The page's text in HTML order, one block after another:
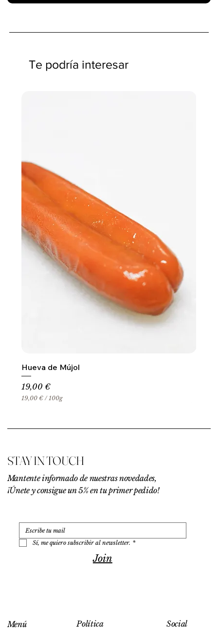
Te podría interesar
Hueva de Mújol
Precio
19,00 €
19,00 € /100g
0
p
r
1
0
a
m
o
s
STAY IN TOUCH
Mantente informado de nuestras novedades,
¡Únete y consigue un 5% en tu primer pedido!
Sí, me quiero subscribir al newsletter. *
Join
Menú Política Social